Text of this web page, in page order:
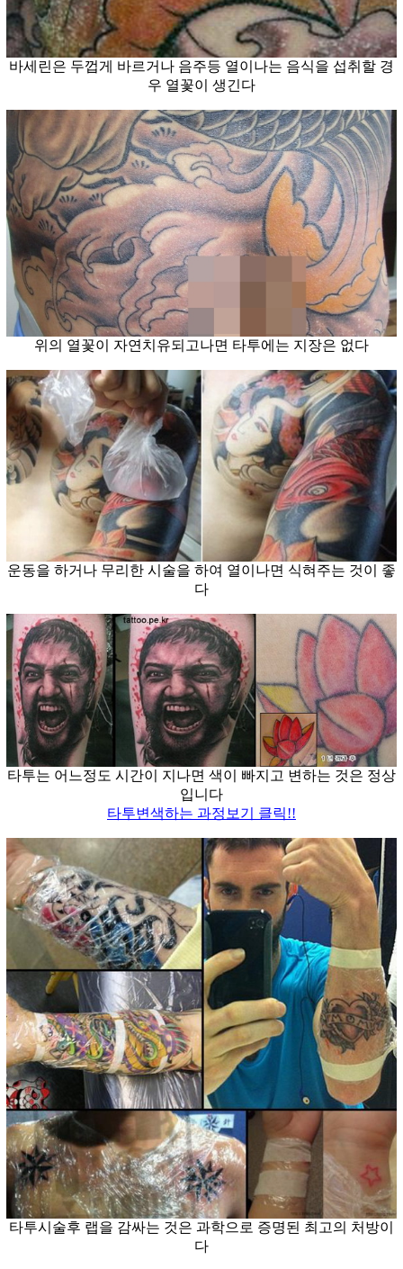
바세린은 두껍게 바르거나 음주등 열이나는 음식을 섭취할 경
우 열꽃이 생긴다
위의 열꽃이 자연치유되고나면 타투에는 지장은 없다
운동을 하거나 무리한 시술을 하여 열이나면 식혀주는 것이 좋
다
타투는 어느정도 시간이 지나면 색이 빠지고 변하는 것은 정상
입니다
타투변색하는 과정보기 클릭!!
타투시술후 랩을 감싸는 것은 과학으로 증명된 최고의 처방이
다